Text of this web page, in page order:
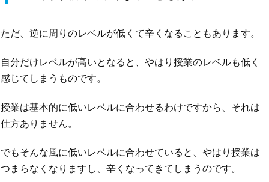
ただ、逆に周りのレベルが低くて辛くなることもあります。
自分だけレベルが高いとなると、やはり授業のレベルも低く
感じてしまうものです。
授業は基本的に低いレベルに合わせるわけですから、それは
仕方ありません。
でもそんな風に低いレベルに合わせていると、やはり授業は
つまらなくなりますし、辛くなってきてしまうのです。